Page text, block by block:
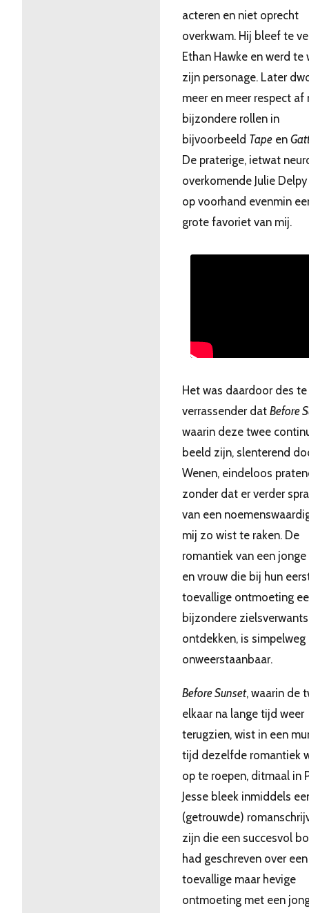
acteren en niet oprecht
overkwam. Hij bleef te
Ethan Hawke en werd te
zijn personage. Later
meer en meer respect af
bijzondere rollen in
bijvoorbeeld Tape en
De praterige, ietwat
overkomende Julie
op voorhand evenmin
grote favoriet van mij.
Het was daardoor des te
verrassender dat Before
waarin deze twee
beeld zijn, slenterend
Wenen, eindeloos
zonder dat er verder
van een
mij zo wist te raken. De
romantiek van een jonge
en vrouw die bij hun
toevallige ontmoeting
bijzondere
ontdekken, is simpelweg
onweerstaanbaar.
Before Sunset, waarin de
elkaar na lange tijd weer
terugzien, wist in een
tijd dezelfde romantiek
op te roepen, ditmaal in
Jesse bleek inmiddels
(getrouwde)
zijn die een succesvol
had geschreven over een
toevallige maar hevige
ontmoeting met een